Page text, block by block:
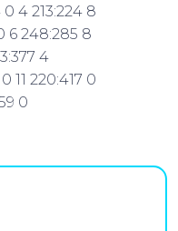
4 213:224 8
6 248:285 8
4
11 220:417 0
0